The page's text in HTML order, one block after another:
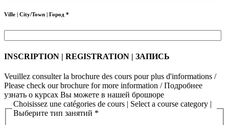
Ville | City/Town | Город *
INSCRIPTION | REGISTRATION | ЗАПИСЬ
Veuillez consulter la brochure des cours pour plus d'informations /
Please check our brochure for more information / Подробнее
узнать о курсах Вы можете в нашей брошюре
Choisissez une catégories de cours | Select a course category |
Выберите тип занятий *